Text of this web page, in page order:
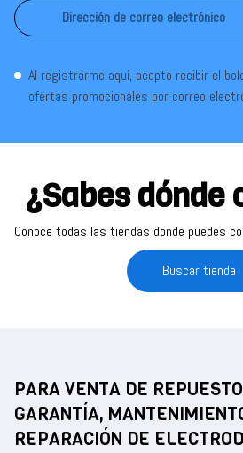
Al registrarme aquí, acepto recibir el
ofertas promocionales por correo
¿Sabes dónde
Conoce todas las tiendas donde puedes
Buscar tienda
PARA VENTA DE
GARANTÍA,
REPARACIÓN DE